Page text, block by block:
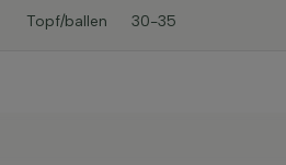
Topf/ballen 30-35